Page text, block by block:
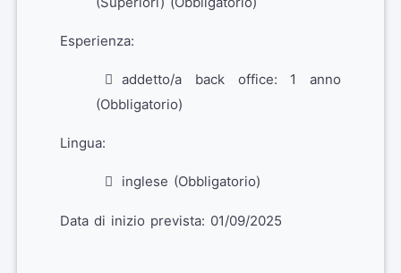
Esperienza:
addetto/a back office: 1 anno
(Obbligatorio)
Lingua:
inglese (Obbligatorio)
Data di inizio prevista: 01/09/2025